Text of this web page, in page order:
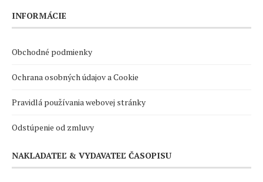
INFORMÁCIE
Obchodné podmienky
Ochrana osobných údajov a Cookie
Pravidlá používania webovej stránky
Odstúpenie od zmluvy
NAKLADATEĽ & VYDAVATEĽ ČASOPISU